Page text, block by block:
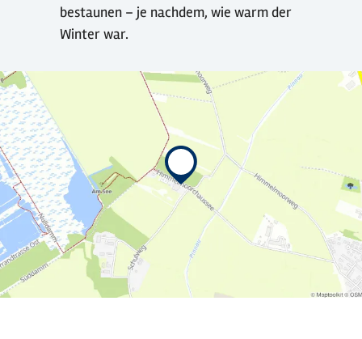
bestaunen – je nachdem, wie warm der
Winter war.